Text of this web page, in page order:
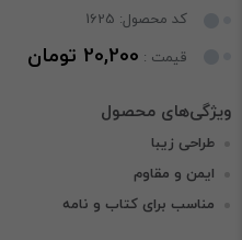
کد محصول: 1625
قیمت : 20,200 تومان
طراحی زیبا
ایمن و مقاوم
مناسب برای کتاب و نامه